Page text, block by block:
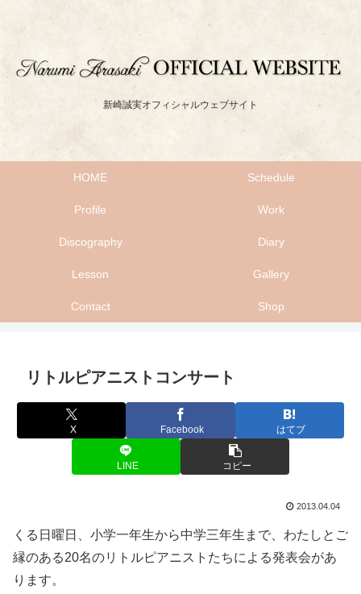
新崎誠実オフィシャルウェブサイト
HOME Schedule
Profile Work
Discography Diary
Lesson Gallery
Contact Shop
リトルピアニストコンサート
X Facebook はてブ
LINE コピー
2013.04.04
くる日曜日、小学一年生から中学三年生まで、わたしとご
縁のある20名のリトルピアニストたちによる発表会があ
ります。